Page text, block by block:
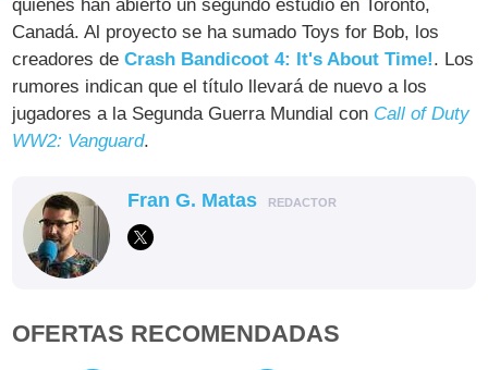
quienes han abierto un segundo estudio en Toronto,
Canadá. Al proyecto se ha sumado Toys for Bob, los
creadores deCrash Bandicoot 4: It's About Time!. Los
rumores indican que el título llevará de nuevo a los
jugadores a la Segunda Guerra Mundial con Call of Duty
WW2: Vanguard.
Fran G. Matas REDACTOR
OFERTAS RECOMENDADAS